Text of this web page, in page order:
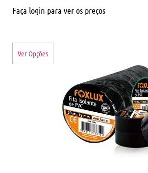
Faça login para ver os preços
Ver Opções